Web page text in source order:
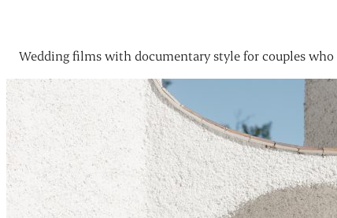
Wedding films with documentary style for couples who